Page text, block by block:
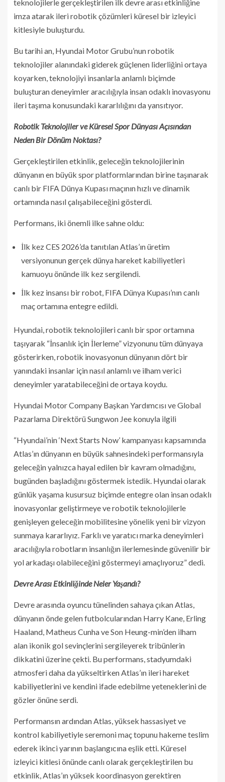
teknolojilerle gerçekleştirilen ilk devre arası etkinliğine
imza atarak ileri robotik çözümleri küresel bir izleyici
kitlesiyle buluşturdu.
Bu tarihi an, Hyundai Motor Grubu’nun robotik
teknolojiler alanındaki giderek güçlenen liderliğini ortaya
koyarken, teknolojiyi insanlarla anlamlı biçimde
buluşturan deneyimler aracılığıyla insan odaklı inovasyonu
ileri taşıma konusundaki kararlılığını da yansıtıyor.
Robotik Teknolojiler ve Küresel Spor Dünyası Açısından
Neden Bir Dönüm Noktası?
Gerçekleştirilen etkinlik, geleceğin teknolojilerinin
dünyanın en büyük spor platformlarından birine taşınarak
canlı bir FIFA Dünya Kupası maçının hızlı ve dinamik
ortamında nasıl çalışabileceğini gösterdi.
Performans, iki önemli ilke sahne oldu:
İlk kez CES 2026’da tanıtılan Atlas’ın üretim
versiyonunun gerçek dünya hareket kabiliyetleri
kamuoyu önünde ilk kez sergilendi.
İlk kez insansı bir robot, FIFA Dünya Kupası’nın canlı
maç ortamına entegre edildi.
Hyundai, robotik teknolojileri canlı bir spor ortamına
taşıyarak “İnsanlık için İlerleme” vizyonunu tüm dünyaya
gösterirken, robotik inovasyonun dünyanın dört bir
yanındaki insanlar için nasıl anlamlı ve ilham verici
deneyimler yaratabileceğini de ortaya koydu.
Hyundai Motor Company Başkan Yardımcısı ve Global
Pazarlama Direktörü Sungwon Jee konuyla ilgili
“Hyundai’nin ‘Next Starts Now’ kampanyası kapsamında
Atlas’ın dünyanın en büyük sahnesindeki performansıyla
geleceğin yalnızca hayal edilen bir kavram olmadığını,
bugünden başladığını göstermek istedik. Hyundai olarak
günlük yaşama kusursuz biçimde entegre olan insan odaklı
inovasyonlar geliştirmeye ve robotik teknolojilerle
genişleyen geleceğin mobilitesine yönelik yeni bir vizyon
sunmaya kararlıyız. Farklı ve yaratıcı marka deneyimleri
aracılığıyla robotların insanlığın ilerlemesinde güvenilir bir
yol arkadaşı olabileceğini göstermeyi amaçlıyoruz” dedi.
Devre Arası Etkinliğinde Neler Yaşandı?
Devre arasında oyuncu tünelinden sahaya çıkan Atlas,
dünyanın önde gelen futbolcularından Harry Kane, Erling
Haaland, Matheus Cunha ve Son Heung-min’den ilham
alan ikonik gol sevinçlerini sergileyerek tribünlerin
dikkatini üzerine çekti. Bu performans, stadyumdaki
atmosferi daha da yükseltirken Atlas’ın ileri hareket
kabiliyetlerini ve kendini ifade edebilme yeteneklerini de
gözler önüne serdi.
Performansın ardından Atlas, yüksek hassasiyet ve
kontrol kabiliyetiyle seremoni maç topunu hakeme teslim
ederek ikinci yarının başlangıcına eşlik etti. Küresel
izleyici kitlesi önünde canlı olarak gerçekleştirilen bu
etkinlik, Atlas’ın yüksek koordinasyon gerektiren